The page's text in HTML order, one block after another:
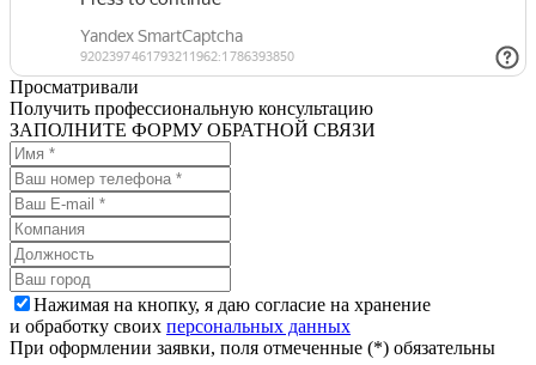
Просматривали
Получить профессиональную консультацию
ЗАПОЛНИТЕ ФОРМУ ОБРАТНОЙ СВЯЗИ
Нажимая на кнопку, я даю согласие на хранение
и обработку своих персональных данных
При оформлении заявки, поля отмеченные (*) обязательны